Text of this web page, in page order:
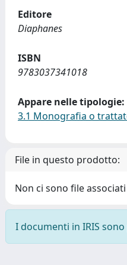
Editore
Diaphanes
ISBN
9783037341018
Appare nelle tipologie:
3.1 Monografia o
File in questo prodotto:
Non ci sono file
I documenti in IRIS